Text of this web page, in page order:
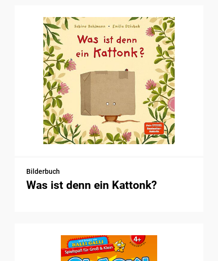
Bilderbuch
Was ist denn ein Kattonk?